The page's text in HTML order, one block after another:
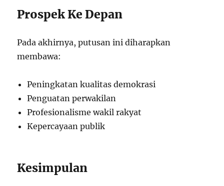
Prospek Ke Depan
Pada akhirnya, putusan ini diharapkan
membawa:
Peningkatan kualitas demokrasi
Penguatan perwakilan
Profesionalisme wakil rakyat
Kepercayaan publik
Kesimpulan